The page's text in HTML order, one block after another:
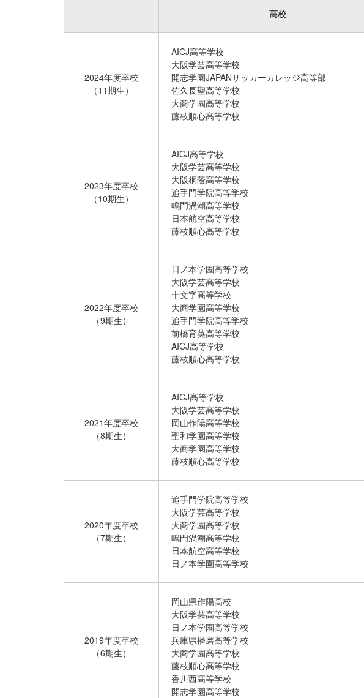
高校
2024年度卒校
（11期生）
AICJ高等学校
大阪学芸高等学校
開志学園JAPANサッカーカレッジ高等部
佐久長聖高等学校
大商学園高等学校
藤枝順心高等学校
2023年度卒校
（10期生）
AICJ高等学校
大阪学芸高等学校
大阪桐蔭高等学校
追手門学院高等学校
鳴門渦潮高等学校
日本航空高等学校
藤枝順心高等学校
2022年度卒校
（9期生）
日ノ本学園高等学校
大阪学芸高等学校
十文字高等学校
大商学園高等学校
追手門学院高等学校
前橋育英高等学校
AICJ高等学校
藤枝順心高等学校
2021年度卒校
（8期生）
AICJ高等学校
大阪学芸高等学校
岡山作陽高等学校
聖和学園高等学校
大商学園高等学校
藤枝順心高等学校
2020年度卒校
（7期生）
追手門学院高等学校
大阪学芸高等学校
大商学園高等学校
鳴門渦潮高等学校
日本航空高等学校
日ノ本学園高等学校
2019年度卒校
（6期生）
岡山県作陽高校
大阪学芸高等学校
日ノ本学園高等学校
兵庫県播磨高等学校
大商学園高等学校
藤枝順心高等学校
香川西高等学校
開志学園高等学校